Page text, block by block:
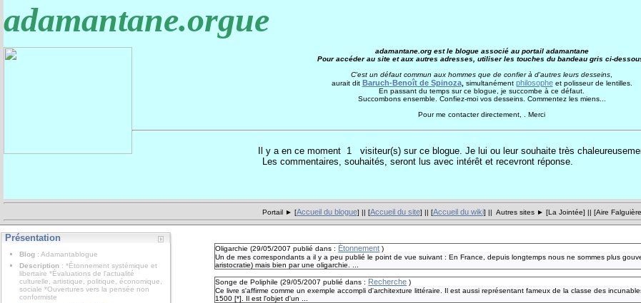
adamantane.orgue
adamantane.org est le blogue associé au portail adamantane
Pour accéder au site et aux autres adresses, utiliser les touches du bandeau gris ci-
C'est un défaut commun aux hommes que de confier à d'autres leurs desseins
aurait dit Baruch-Benoît de Spinoza, simultanément philosopheet polisseur de lentilles.
En passant du temps sur ce blogue, je succombe à ce défaut.
Succombons ensemble. Confiez-moi vos desseins. Commentez les miens...
Pour me contacter directement, . Merci
Il y a en ce moment 1
visiteur(s) sur ce blogue. Je lui ou leur souhaite très
Les commentaires, souhaités, seront lus avec intérêt et recevront réponse.
Portail ► [Accueil du blogue] || [Accueil du site] || [Accueil du wiki] || Autres sites ► [La Jointée] || [Aire Falguière
Présentation
Blog : Adamantablogue
Description : *Étonnement systémique et
libertaire *Évaluations de l'actualité
culturelle, artistique, politique, économique,
sociale *Ouvertures vers la pensée non
conformiste
Oligarchie (29/05/2007 publié dans : Étonnement )
Un de mes correspondants a il y a peu publié le point de vue suivant : En France, depuis longtemps nous ne sommes plus
aristocratie) mais bien par une oligarchie. ...
Songe de Poliphile (29/05/2007 publié dans : Recherche )
Ce livre s'affirme comme un exemple accompli d'architexture littéraire. Il est aussi représentant fameux de la classe des
1500 [*]. Il est l'objet d'un ...